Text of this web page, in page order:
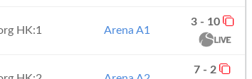
HK:1 Arena A1
3 - 10
7 - 2